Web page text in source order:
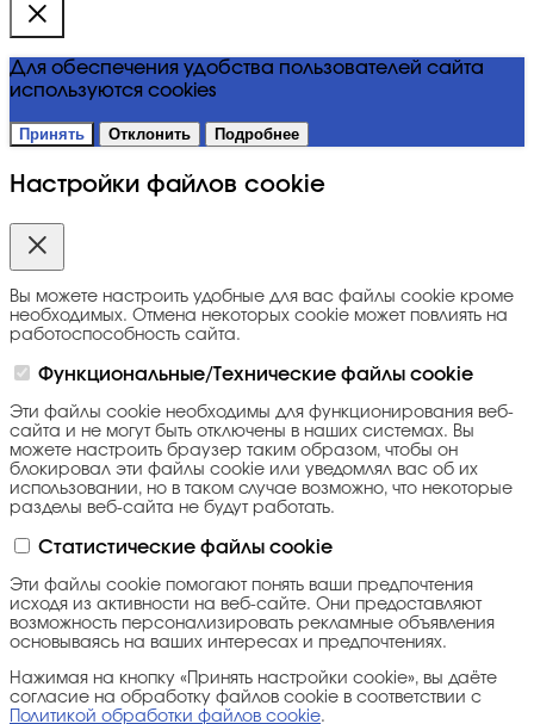
Для обеспечения удобства пользователей сайта
используются cookies
Принять Отклонить Подробнее
Настройки файлов cookie
Вы можете настроить удобные для вас файлы cookie кроме
необходимых. Отмена некоторых cookie может повлиять на
работоспособность сайта.
Функциональные/Технические файлы cookie
Эти файлы cookie необходимы для функционирования веб-
сайта и не могут быть отключены в наших системах. Вы
можете настроить браузер таким образом, чтобы он
блокировал эти файлы cookie или уведомлял вас об их
использовании, но в таком случае возможно, что некоторые
разделы веб-сайта не будут работать.
Статистические файлы cookie
Эти файлы cookie помогают понять ваши предпочтения
исходя из активности на веб-сайте. Они предоставляют
возможность персонализировать рекламные объявления
основываясь на ваших интересах и предпочтениях.
Нажимая на кнопку «Принять настройки cookie», вы даёте
согласие на обработку файлов cookie в соответствии с
Политикой обработки файлов cookie.